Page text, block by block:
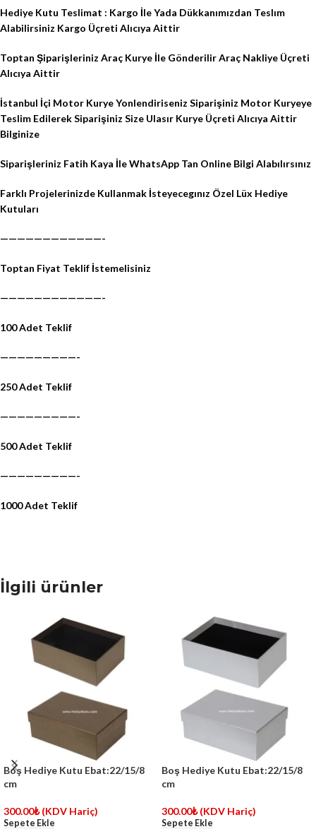
Hediye Kutu Teslimat : Kargo İle Yada Dükkanımızdan Teslım
Alabilirsiniz Kargo Üçreti Alıcıya Aittir
Toptan Şiparişleriniz Araç Kurye İle Gönderilir Araç Nakliye Üçreti
Alıcıya Aittir
İstanbul İçi Motor Kurye Yonlendiriseniz Siparişiniz Motor Kuryeye
Teslim Edilerek Siparişiniz Size Ulasır Kurye Üçreti Alıcıya Aittir
Bilginize
Siparişleriniz Fatih Kaya İle WhatsApp Tan Online Bilgi Alabılırsınız
Farklı Projelerinizde Kullanmak İsteyecegınız Özel Lüx Hediye
Kutuları
————————————-
Toptan Fiyat Teklif İstemelisiniz
————————————-
100 Adet Teklif
—————————-
250 Adet Teklif
—————————-
500 Adet Teklif
—————————-
1000 Adet Teklif
İlgili ürünler
Boş Hediye Kutu Ebat:22/15/8
cm
300.00₺ (KDV Hariç)
Sepete Ekle
Boş Hediye Kutu Ebat:22/15/8
cm
300.00₺ (KDV Hariç)
Sepete Ekle